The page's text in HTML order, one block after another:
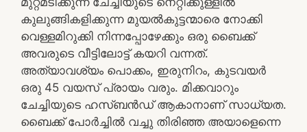
കുലുങ്ങികളിക്കുന്ന മുയൽകുട്ടന്മാരെ നോക്കി
വെള്ളമിറുക്കി നിന്നപ്പോഴേക്കും ഒരു ബൈക്ക്
അവരുടെ വീട്ടിലോട്ട് കയറി വന്നത്.
അത്യാവശ്യം പൊക്കം, ഇരുനിറം, കുടവയർ
ഒരു 45 വയസ് പ്രായം വരും. മിക്കവാറും
ചേച്ചിയുടെ ഹസ്ബൻഡ് ആകാനാണ് സാധ്യത.
ബൈക്ക് പോർച്ചിൽ വച്ചു തിരിഞ്ഞ അയാളെന്നെ